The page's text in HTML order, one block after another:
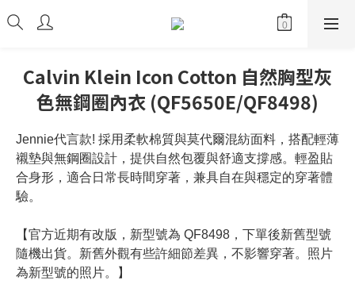
Calvin Klein Icon Cotton 自然胸型灰
色無鋼圈內衣 (QF5650E/QF8498)
Jennie代言款! 採用柔軟棉質與莫代爾混紡面料，搭配輕薄
襯墊與無鋼圈設計，提供自然包覆與舒適支撐感。輕盈貼
合身形，適合日常長時間穿著，兼具自在與穩定的穿著體
驗。
【官方近期有改版，新型號為 QF8498，下單後新舊型號
隨機出貨。新舊外觀有些許細節差異，不影響穿著。照片
為新型號的照片。】